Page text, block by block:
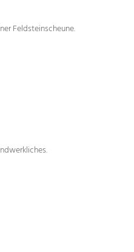
Feldsteinscheune.